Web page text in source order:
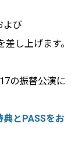
よび
差し上げます。
の振替公演に
とPASSをお